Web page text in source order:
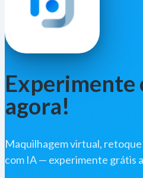
Experimente
agora!
Maquilhagem virtual,
com IA — experimente grátis